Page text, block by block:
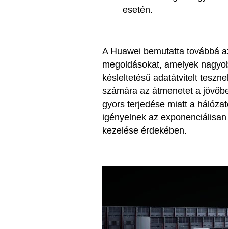
esetén.
A Huawei bemutatta továbbá
megoldásokat, amelyek
késleltetésű adatátvitelt
számára az átmenetet a
gyors terjedése miatt a
igényelnek az
kezelése érdekében.